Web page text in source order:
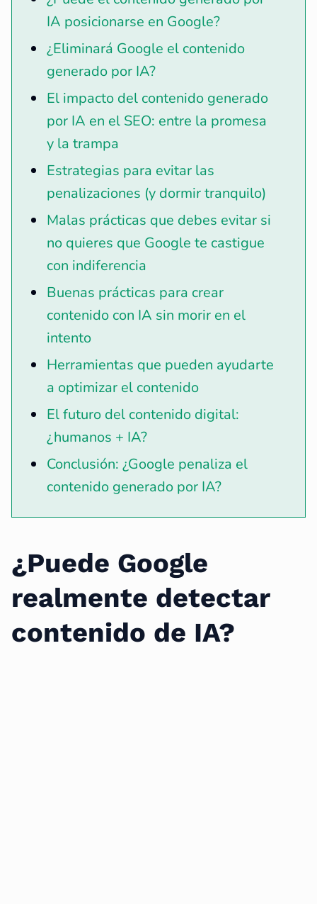
IA posicionarse en Google?
¿Eliminará Google el contenido
generado por IA?
El impacto del contenido generado
por IA en el SEO: entre la promesa
y la trampa
Estrategias para evitar las
penalizaciones (y dormir tranquilo)
Malas prácticas que debes evitar si
no quieres que Google te castigue
con indiferencia
Buenas prácticas para crear
contenido con IA sin morir en el
intento
Herramientas que pueden ayudarte
a optimizar el contenido
El futuro del contenido digital:
¿humanos + IA?
Conclusión: ¿Google penaliza el
contenido generado por IA?
¿Puede Google
realmente detectar
contenido de IA?